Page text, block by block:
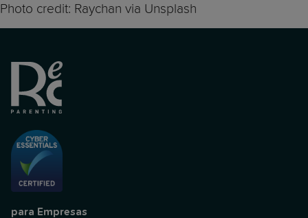
Photo credit: Raychan via Unsplash
para Empresas